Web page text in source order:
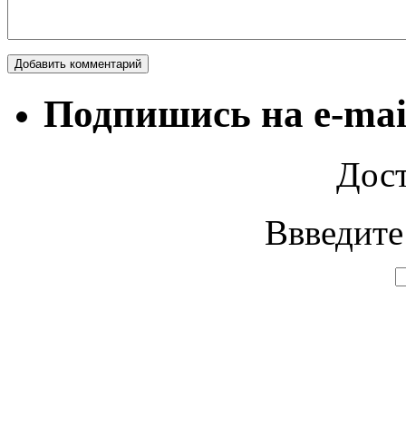
Подпишись на e-